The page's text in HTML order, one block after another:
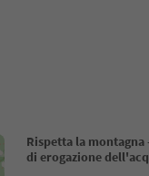
Rispetta la
di erogazione